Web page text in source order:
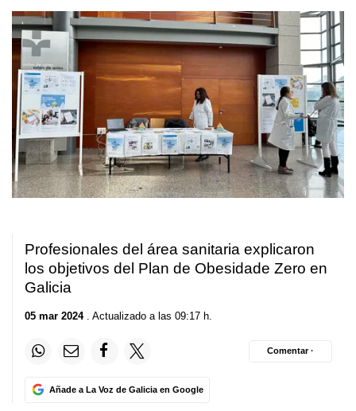
Profesionales del área sanitaria explicaron
los objetivos del Plan de Obesidade Zero en
Galicia
05 mar 2024. Actualizado a las 09:17 h.
Añade a La Voz de Galicia en Google
Comentar ·